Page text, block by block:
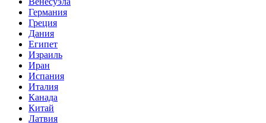
Германия
Греция
Дания
Египет
Израиль
Иран
Испания
Италия
Канада
Китай
Латвия